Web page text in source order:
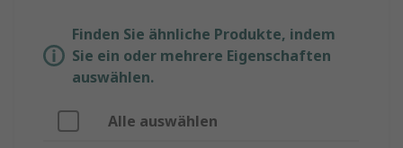
Finden Sie ähnliche Produkte, indem
Sie ein oder mehrere Eigenschaften
auswählen.
Alle auswählen